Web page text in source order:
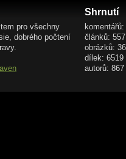
pro všechny
dobrého počtení
Shrnutí
článků: 557
obrázků:
dílek: 6519
autorů: 867